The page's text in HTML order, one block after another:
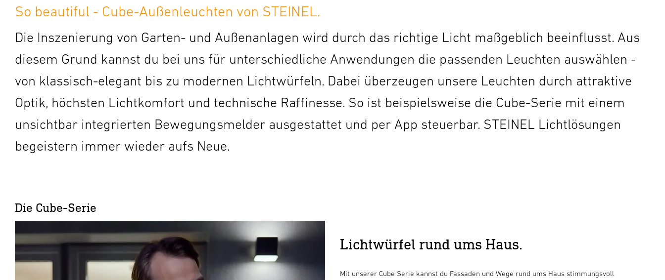
So beautiful - Cube-Außenleuchten von STEINEL.
Die Inszenierung von Garten- und Außenanlagen wird durch das richtige Licht maßgeblich beeinflusst. Aus
diesem Grund kannst du bei uns für unterschiedliche Anwendungen die passenden Leuchten auswählen -
von klassisch-elegant bis zu modernen Lichtwürfeln. Dabei überzeugen unsere Leuchten durch attraktive
Optik, höchsten Lichtkomfort und technische Raffinesse. So ist beispielsweise die Cube-Serie mit einem
unsichtbar integrierten Bewegungsmelder ausgestattet und per App steuerbar. STEINEL Lichtlösungen
begeistern immer wieder aufs Neue.
Die Cube-Serie
Lichtwürfel rund ums Haus.
Mit unserer Cube Serie kannst du Fassaden und Wege rund ums Haus stimmungsvoll